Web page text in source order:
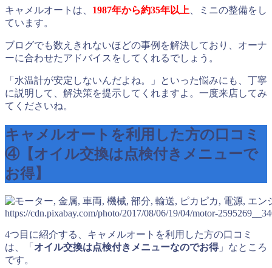
キャメルオートは、 1987年から約35年以上 、ミニの整備をし
ています。
ブログでも数えきれないほどの事例を解決しており、オーナ
ーに合わせたアドバイスをしてくれるでしょう。
「水温計が安定しないんだよね。」といった悩みにも、丁寧
に説明して、解決策を提示してくれますよ。一度来店してみ
てくださいね。
キャメルオートを利用した方の口コミ
④【オイル交換は点検付きメニューで
お得】
https://cdn.pixabay.com/photo/2017/08/06/19/04/motor-
4つ目に紹介する、キャメルオートを利用した方の口コミ
は、「 オイル交換は点検付きメニューなのでお得」なところ
です。